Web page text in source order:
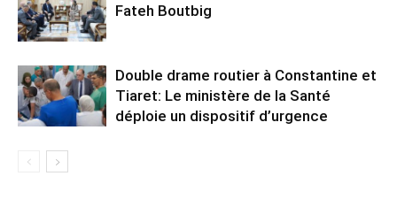
Fateh Boutbig
Double drame routier à Constantine et
Tiaret: Le ministère de la Santé
déploie un dispositif d’urgence